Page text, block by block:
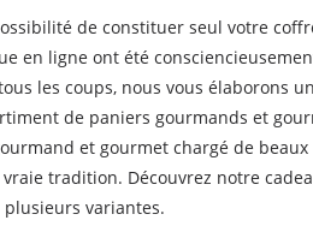
de constituer seul votre
en ligne ont été
les coups, nous vous élaborons
de paniers gourmands et
et gourmet chargé de beaux
tradition. Découvrez notre
variantes.